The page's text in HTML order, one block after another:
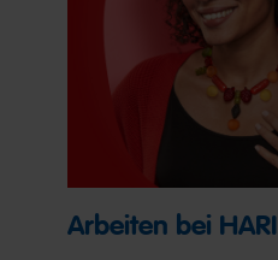
Arbeiten bei